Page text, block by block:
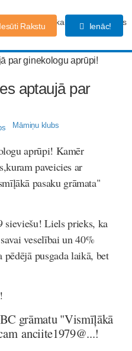
Grūtniecības kalendārs Forums
Iesūti Rakstu Ienāc!
aptaujā par
Māmiņu klubs
aprūpi! Kamēr
paveicies ar
pasaku grāmata"
sieviešu! Liels prieks, ka
veselībai un 40%
pusgada laikā, bet
grāmatu "Vismīļākā
anciite1979@...!